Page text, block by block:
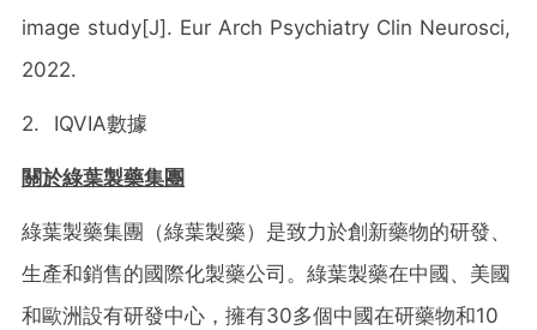
image study[J]. Eur Arch Psychiatry Clin Neurosci,
2022.
2. IQVIA數據
關於綠葉製藥集團
綠葉製藥集團（綠葉製藥）是致力於創新藥物的研發、
生產和銷售的國際化製藥公司。綠葉製藥在中國、美國
和歐洲設有研發中心，擁有30多個中國在研藥物和10